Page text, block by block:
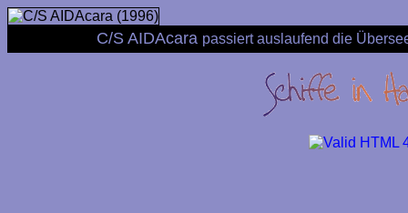
C/S AIDAcara passiert auslaufend die